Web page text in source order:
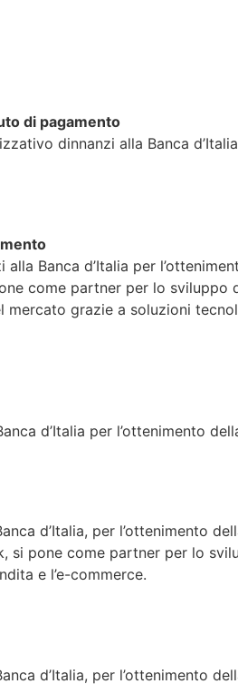
di pagamento
dinnanzi alla Banca
Banca d’Italia per
come partner per lo
grazie a soluzioni
d’Italia per l’ottenimento
d’Italia, per l’ottenimento
si pone come partner per lo
e l’e-commerce.
d’Italia, per l’ottenimento